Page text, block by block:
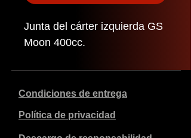
Junta del cárter izquierda GS
Moon 400cc.
Condiciones de entrega
Política de privacidad